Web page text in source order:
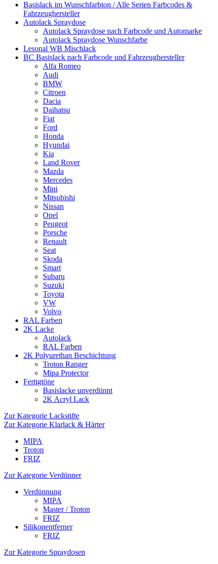
Basislack im Wunschfarbton / Alle Serien Farbcodes &
Fahrzeughersteller
Autolack Spraydose
Autolack Spraydose nach Farbcode und Automarke
Autolack Spraydose Wunschfarbe
Lesonal WB Mischlack
BC Basislack nach Farbcode und Fahrzeughersteller
Alfa Romeo
Audi
BMW
Citroen
Dacia
Daihatsu
Fiat
Ford
Honda
Hyundai
Kia
Land Rover
Mazda
Mercedes
Mini
Mitsubishi
Nissan
Opel
Peugeot
Porsche
Renault
Seat
Skoda
Smart
Subaru
Suzuki
Toyota
VW
Volvo
RAL Farben
2K Lacke
Autolack
RAL Farben
2K Polyurethan Beschichtung
Troton Ranger
Mipa Protector
Fertigtöne
Basislacke unverdünnt
2K Acryl Lack
Zur Kategorie Lackstifte
Zur Kategorie Klarlack & Härter
MIPA
Troton
FRIZ
Zur Kategorie Verdünner
Verdünnung
MIPA
Master / Troton
FRIZ
Silikonentferner
FRIZ
Zur Kategorie Spraydosen